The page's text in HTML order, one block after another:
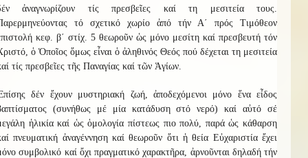
ἀναγνωρίζουν τίς πρεσβεῖες καί τη μεσιτεία τους.
τό σχετικό χωρίο ἀπό τήν Α΄ πρός Τιμόθεον
κεφ. β΄ στίχ. 5 θεωροῦν ὡς μόνο μεσίτη καί πρεσβευτή τόν
ὁ Ὁποῖος ὅμως εἶναι ὁ ἀληθινός Θεός πού δέχεται τη μεσιτεία
τίς πρεσβεῖες τῆς Παναγίας καί τῶν Ἁγίων.
δέν ἔχουν μυστηριακή ζωή, ἀποδεχόμενοι μόνο ἕνα εἶδος
(συνήθως μέ μία κατάδυση στό νερό) καί αὐτό σέ
ἡλικία καί ὡς ὁμολογία πίστεως πιο πολύ, παρά ὡς κάθαρση
πνευματική ἀναγέννηση καί θεωροῦν ὅτι ἡ θεία Εὐχαριστία ἔχει
συμβολικό καί ὄχι πραγματικό χαρακτῆρα, ἀρνοῦνται δηλαδή τήν